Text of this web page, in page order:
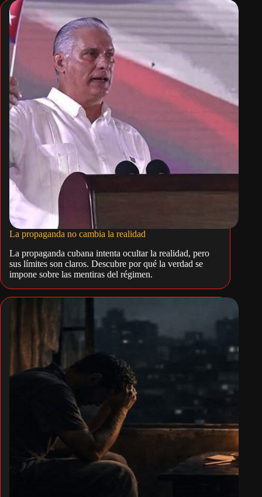
La propaganda no cambia la realidad
La propaganda cubana intenta ocultar la realidad, pero
sus límites son claros. Descubre por qué la verdad se
impone sobre las mentiras del régimen.